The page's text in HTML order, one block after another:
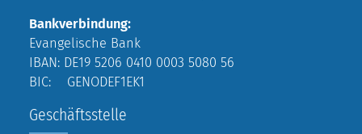
Bankverbindung:
Evangelische Bank
IBAN: DE19 5206 0410 0003 5080 56
BIC: GENODEF1EK1
Geschäftsstelle